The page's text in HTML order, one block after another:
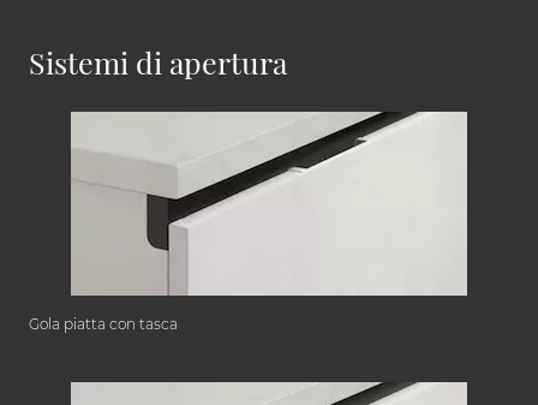
Sistemi di apertura
Gola piatta con tasca